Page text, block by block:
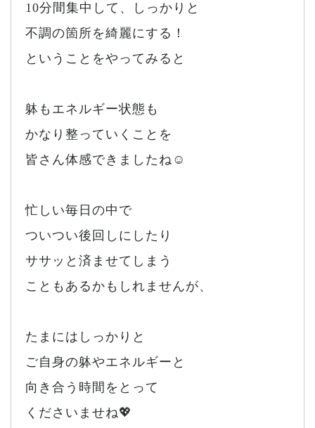
10分間集中して、しっかりと
不調の箇所を綺麗にする！
ということをやってみると
躰もエネルギー状態も
かなり整っていくことを
皆さん体感できましたね☺️
忙しい毎日の中で
ついつい後回しにしたり
ササッと済ませてしまう
こともあるかもしれませんが、
たまにはしっかりと
ご自身の躰やエネルギーと
向き合う時間をとって
くださいませね💖